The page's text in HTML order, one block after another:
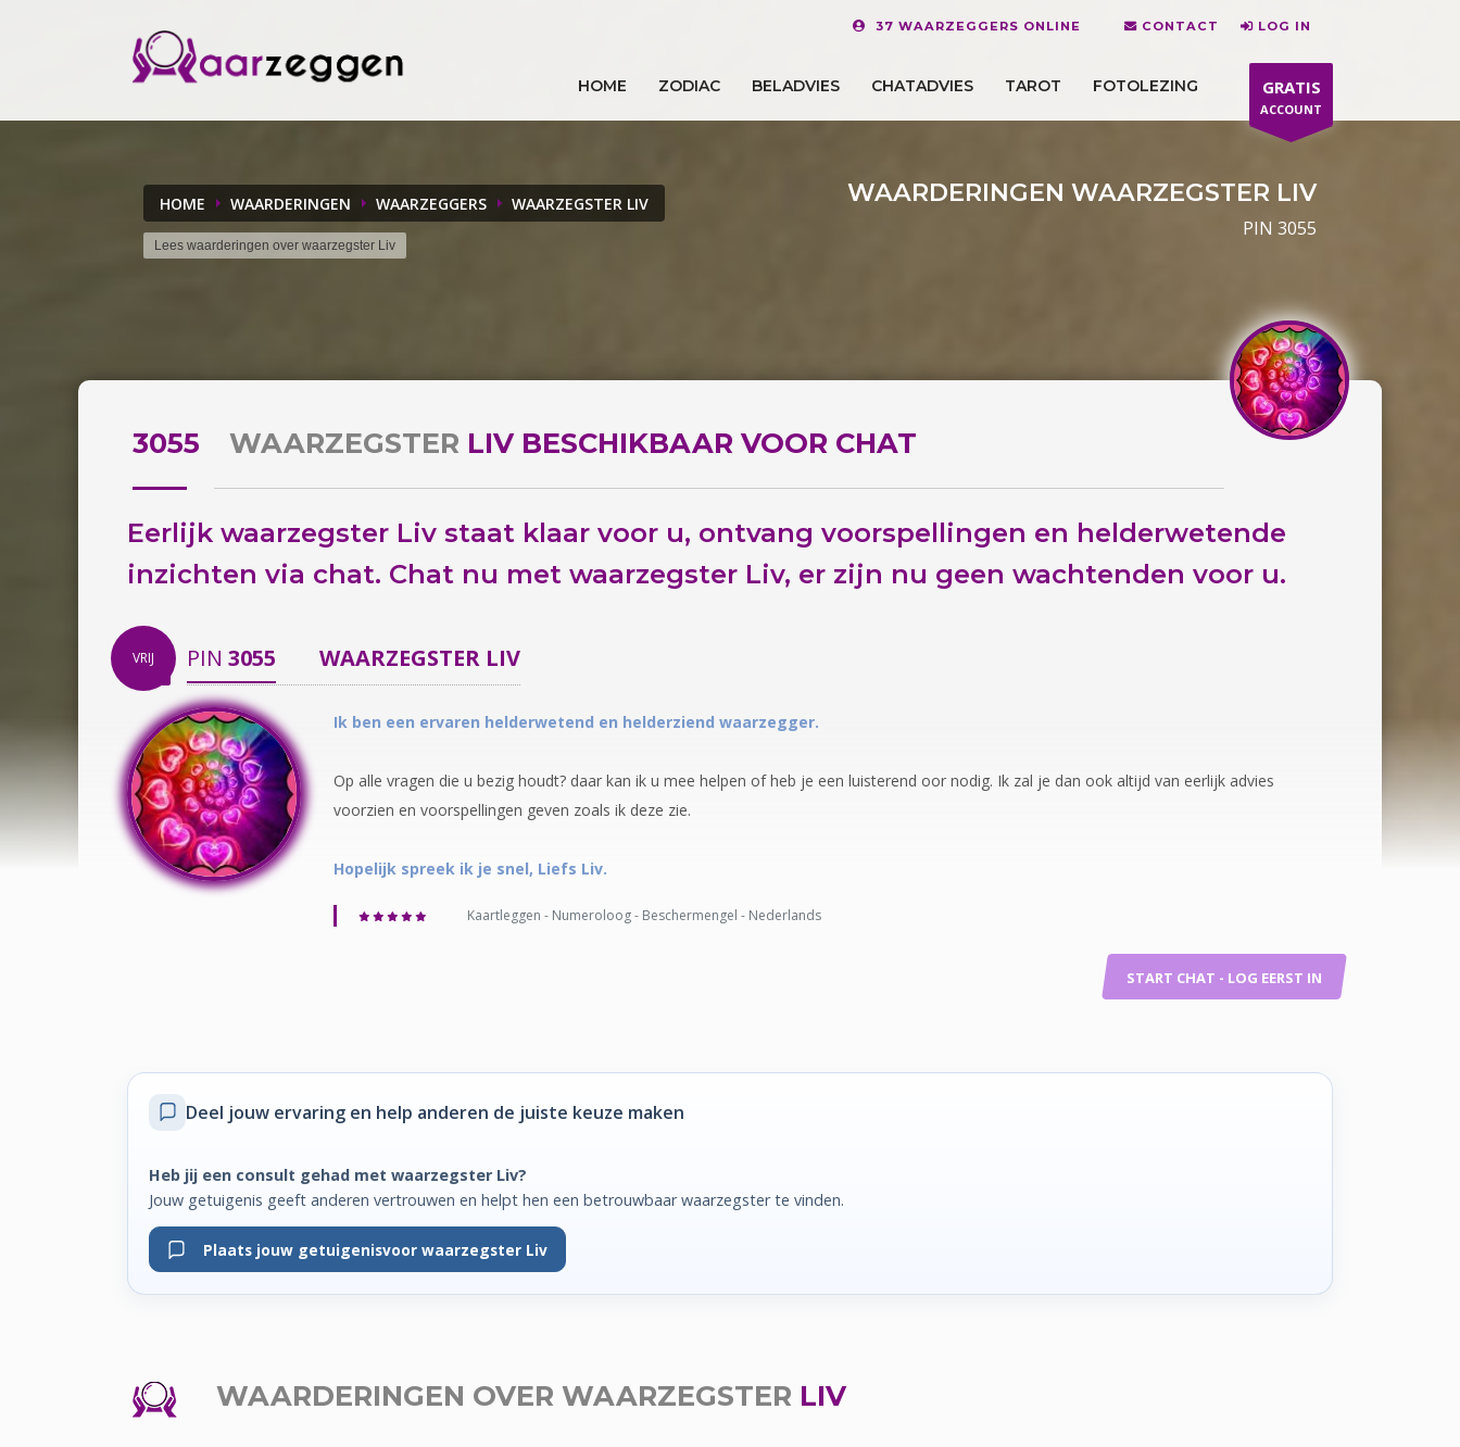
37 WAARZEGGERS ONLINE CONTACT LOG IN
HOME ZODIAC BELADVIES CHATADVIES TAROT FOTOLEZING GRATIS
ACCOUNT
HOME WAARDERINGEN WAARZEGGERS WAARZEGSTER LIV
Lees waarderingen over waarzegster Liv
WAARDERINGEN WAARZEGSTER LIV
PIN 3055
3055 WAARZEGSTER LIV BESCHIKBAAR VOOR CHAT
Eerlijk waarzegster Liv staat klaar voor u, ontvang voorspellingen en helderwetende
inzichten via chat. Chat nu met waarzegster Liv, er zijn nu geen wachtenden voor u.
VRIJ PIN 3055 WAARZEGSTER LIV
Ik ben een ervaren helderwetend en helderziend waarzegger.
Op alle vragen die u bezig houdt? daar kan ik u mee helpen of heb je een luisterend oor nodig. Ik zal je dan ook altijd van eerlijk advies
voorzien en voorspellingen geven zoals ik deze zie.
Hopelijk spreek ik je snel, Liefs Liv.
Kaartleggen - Numeroloog - Beschermengel - Nederlands
START CHAT - LOG EERST IN
Deel jouw ervaring en help anderen de juiste keuze maken
Heb jij een consult gehad met waarzegster Liv?
Jouw getuigenis geeft anderen vertrouwen en helpt hen een betrouwbaar waarzegster te vinden.
Plaats jouw getuigenisvoor waarzegster Liv
WAARDERINGEN OVER WAARZEGSTER LIV